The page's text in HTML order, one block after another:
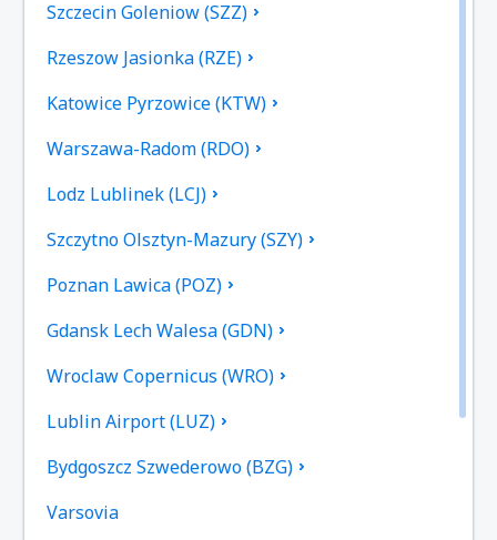
Szczecin Goleniow (SZZ)
Rzeszow Jasionka (RZE)
Katowice Pyrzowice (KTW)
Warszawa-Radom (RDO)
Lodz Lublinek (LCJ)
Szczytno Olsztyn-Mazury (SZY)
Poznan Lawica (POZ)
Gdansk Lech Walesa (GDN)
Wroclaw Copernicus (WRO)
Lublin Airport (LUZ)
Bydgoszcz Szwederowo (BZG)
Varsovia